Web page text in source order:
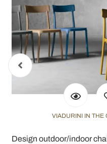
VIADURINI IN THE
Design outdoor/indoor